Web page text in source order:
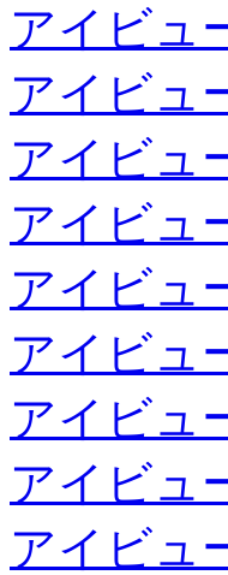
アイビュ
アイビュ
アイビュ
アイビュ
アイビュ
アイビュ
アイビュ
アイビュ
アイビュ